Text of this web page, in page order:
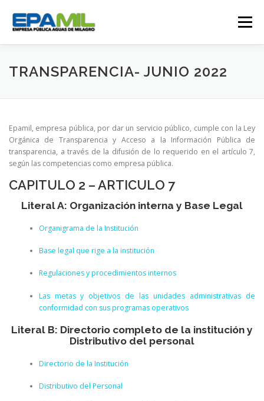
contenido
Menú
CONÓCENOS CONTÁCTENOS
GESTIÓN OPERATIVA CAMPAÑAS
TRANSPARENCIA- JUNIO 2022
Epamil, empresa pública, por dar un servicio público, cumple con la Ley
Orgánica de Transparencia y Acceso a la Información Pública de
transparencia, a través de la difusión de lo requerido en el artículo 7,
según las competencias como empresa pública.
CAPITULO 2 – ARTICULO 7
Literal A: Organización interna y Base Legal
Organigrama de la Institución
Base legal que rige a la institución
Regulaciones y procedimientos internos
Las metas y objetivos de las unidades administrativas de
conformidad con sus programas operativos
Literal B: Directorio completo de la institución y
Distributivo del personal
Directorio de la Institución
Distributivo del Personal